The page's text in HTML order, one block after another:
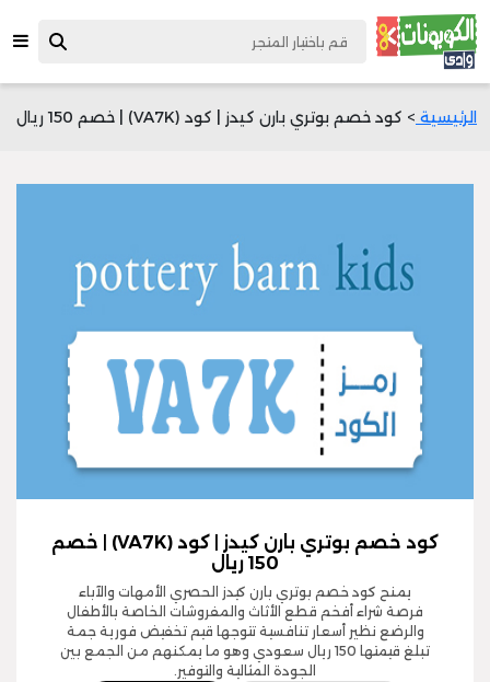
الرئيسية > كود خصم بوتري بارن كيدز | كود (VA7K) | خصم 150 ريال
كود خصم بوتري بارن كيدز | كود (VA7K) | خصم
150 ريال
يمنح كود خصم بوتري بارن كيدز الحصري الأمهات والآباء
فرصة شراء أفخم قطع الأثاث والمفروشات الخاصة بالأطفال
والرضع نظير أسعار تنافسية تتوجها قيم تخفيض فورية جمة
تبلغ قيمتها 150 ريال سعودي وهو ما يمكنهم من الجمع بين
الجودة المثالية والتوفير.